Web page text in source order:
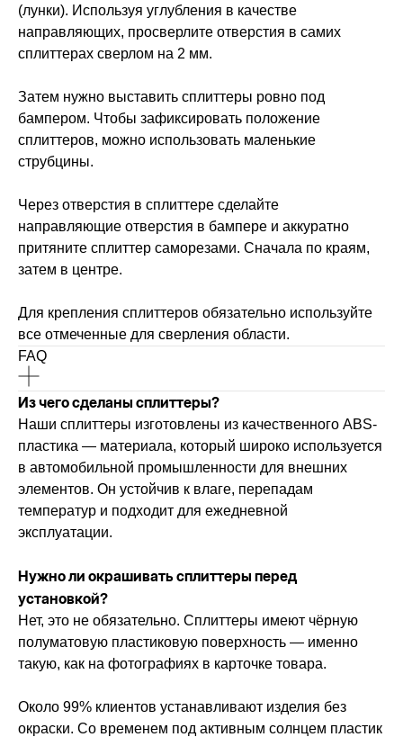
(лунки). Используя углубления в качестве
направляющих, просверлите отверстия в самих
сплиттерах сверлом на 2 мм.
Затем нужно выставить сплиттеры ровно под
бампером. Чтобы зафиксировать положение
сплиттеров, можно использовать маленькие
струбцины.
Через отверстия в сплиттере сделайте
направляющие отверстия в бампере и аккуратно
притяните сплиттер саморезами. Сначала по краям,
затем в центре.
Для крепления сплиттеров обязательно используйте
все отмеченные для сверления области.
FAQ
Из чего сделаны сплиттеры?
Наши сплиттеры изготовлены из качественного ABS-
пластика — материала, который широко используется
в автомобильной промышленности для внешних
элементов. Он устойчив к влаге, перепадам
температур и подходит для ежедневной
эксплуатации.
Нужно ли окрашивать сплиттеры перед
установкой?
Нет, это не обязательно. Сплиттеры имеют чёрную
полуматовую пластиковую поверхность — именно
такую, как на фотографиях в карточке товара.
Около 99% клиентов устанавливают изделия без
окраски. Со временем под активным солнцем пластик